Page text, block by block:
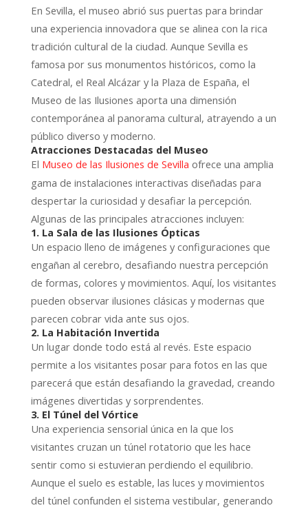
En Sevilla, el museo abrió sus puertas para brindar
una experiencia innovadora que se alinea con la rica
tradición cultural de la ciudad. Aunque Sevilla es
famosa por sus monumentos históricos, como la
Catedral, el Real Alcázar y la Plaza de España, el
Museo de las Ilusiones aporta una dimensión
contemporánea al panorama cultural, atrayendo a un
público diverso y moderno.
Atracciones Destacadas del Museo
El Museo de las Ilusiones de Sevilla ofrece una amplia
gama de instalaciones interactivas diseñadas para
despertar la curiosidad y desafiar la percepción.
Algunas de las principales atracciones incluyen:
1. La Sala de las Ilusiones Ópticas
Un espacio lleno de imágenes y configuraciones que
engañan al cerebro, desafiando nuestra percepción
de formas, colores y movimientos. Aquí, los visitantes
pueden observar ilusiones clásicas y modernas que
parecen cobrar vida ante sus ojos.
2. La Habitación Invertida
Un lugar donde todo está al revés. Este espacio
permite a los visitantes posar para fotos en las que
parecerá que están desafiando la gravedad, creando
imágenes divertidas y sorprendentes.
3. El Túnel del Vórtice
Una experiencia sensorial única en la que los
visitantes cruzan un túnel rotatorio que les hace
sentir como si estuvieran perdiendo el equilibrio.
Aunque el suelo es estable, las luces y movimientos
del túnel confunden el sistema vestibular, generando